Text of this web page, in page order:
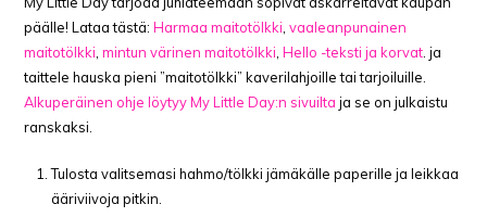
päälle! Lataa tästä:Harmaa maitotölkki,vaaleanpunainen
maitotölkki,mintun värinen maitotölkki,Hello -teksti ja korvat. ja
taittele hauska pieni ”maitotölkki” kaverilahjoille tai tarjoiluille.
Alkuperäinen ohje löytyy My Little Day:n sivuilta ja se on julkaistu
ranskaksi.
Tulosta valitsemasi hahmo/tölkki jämäkälle paperille ja leikkaa
ääriviivoja pitkin.